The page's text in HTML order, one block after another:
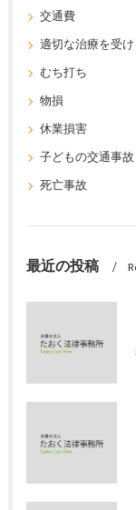
交通費
適切な治療を受
むち打ち
物損
休業損害
子どもの交通事故
死亡事故
最近の投稿